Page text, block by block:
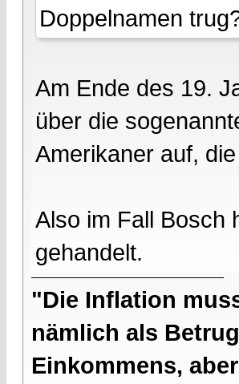
Doppelnamen
Am Ende des 19.
über die
Amerikaner auf,
Also im Fall Bosch
gehandelt.
"Die Inflation
nämlich als
Einkommens,